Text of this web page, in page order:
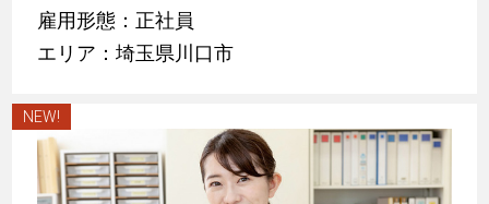
雇用形態：正社員
エリア：埼玉県川口市
NEW!